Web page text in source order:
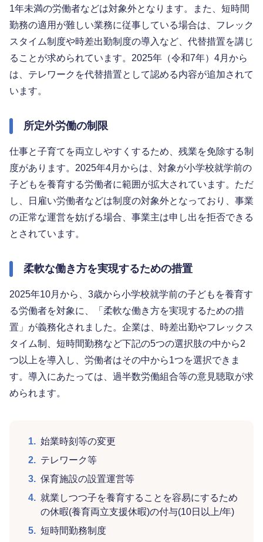
1年未満の労働者などは対象外となります。また、短時間
勤務の適用が難しい業務に従事している場合は、フレック
スタイム制度や時差出勤制度の導入など、代替措置を講じ
ることが求められています。2025年（令和7年）4月から
は、テレワークを代替措置として認める内容が追加されて
います。
所定外労働の制限
仕事と子育てを両立しやすくするため、残業を免除する制
度があります。2025年4月からは、対象が小学校就学前の
子どもを養育する労働者に範囲が拡大されています。ただ
し、日雇い労働者などは制度の対象外となっており、事業
の正常な運営を妨げる場合、事業主は申し出を拒否できる
とされています。
柔軟な働き方を実現するための措置
2025年10月から、3歳から小学校就学前の子どもを養育す
る労働者を対象に、「柔軟な働き方を実現するための措
置」が義務化されました。企業は、時差出勤やフレックス
タイム制、短時間勤務など下記の5つの選択肢の中から2
つ以上を導入し、労働者はその中から1つを選択できま
す。導入にあたっては、過半数労働組合等の意見聴取が求
められます。
1. 始業時刻等の変更
2. テレワーク等
3. 保育施設の設置運営等
4. 就業しつつ子を養育することを容易にするため
の休暇(養育両立支援休暇)の付与(10日以上/年)
5. 短時間勤務制度